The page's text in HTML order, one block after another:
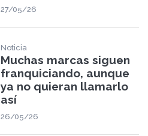
27/05/26
Noticia
Muchas marcas siguen
franquiciando, aunque
ya no quieran llamarlo
así
26/05/26